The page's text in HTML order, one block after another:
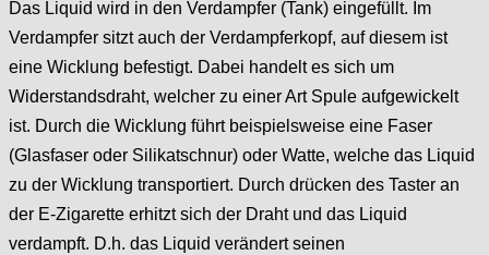
Das Liquid wird in den Verdampfer (Tank) eingefüllt. Im
Verdampfer sitzt auch der Verdampferkopf, auf diesem ist
eine Wicklung befestigt. Dabei handelt es sich um
Widerstandsdraht, welcher zu einer Art Spule aufgewickelt
ist. Durch die Wicklung führt beispielsweise eine Faser
(Glasfaser oder Silikatschnur) oder Watte, welche das Liquid
zu der Wicklung transportiert. Durch drücken des Taster an
der E-Zigarette erhitzt sich der Draht und das Liquid
verdampft. D.h. das Liquid verändert seinen